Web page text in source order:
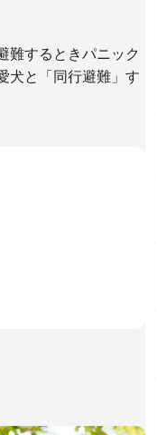
難するときパニック
犬と「同行避難」す